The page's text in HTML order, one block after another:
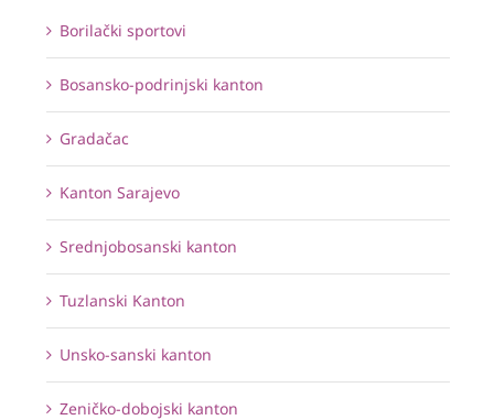
Borilački sportovi
Bosansko-podrinjski kanton
Gradačac
Kanton Sarajevo
Srednjobosanski kanton
Tuzlanski Kanton
Unsko-sanski kanton
Zeničko-dobojski kanton